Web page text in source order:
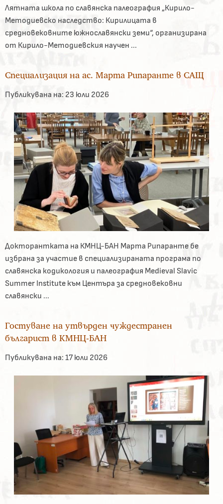
Лятната школа по славянска палеография „Кирило-
Методиевско наследство: Кирилицата в
средновековните южнославянски земи“, организирана
от Кирило-Методиевския научен ...
Специализация на ас. Марта Рипаранте в САЩ
Публикувана на: 23 юли 2026
Докторантката на КМНЦ-БАН Марта Рипаранте бе
избрана за участие в специализираната програма по
славянска кодикология и палеография Medieval Slavic
Summer Institute към Центъра за средновековни
славянски ...
Гостуване на утвърден чуждестранен
българист в КМНЦ-БАН
Публикувана на: 17 юли 2026